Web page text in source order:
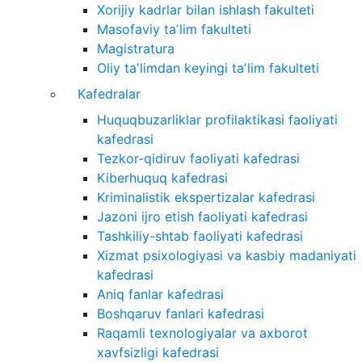
Xorijiy kadrlar bilan ishlash fakulteti
Masofaviy taʼlim fakulteti
Magistratura
Oliy taʼlimdan keyingi taʼlim fakulteti
Kafedralar
Huquqbuzarliklar profilaktikasi faoliyati
kafedrasi
Tezkor-qidiruv faoliyati kafedrasi
Kiberhuquq kafedrasi
Kriminalistik ekspertizalar kafedrasi
Jazoni ijro etish faoliyati kafedrasi
Tashkiliy-shtab faoliyati kafedrasi
Xizmat psixologiyasi va kasbiy madaniyati
kafedrasi
Aniq fanlar kafedrasi
Boshqaruv fanlari kafedrasi
Raqamli texnologiyalar va axborot
xavfsizligi kafedrasi